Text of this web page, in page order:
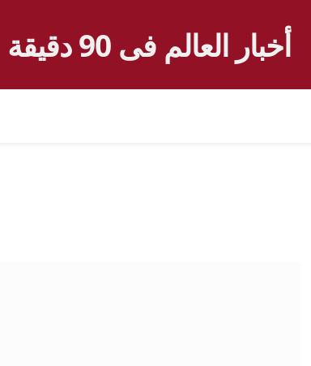
أخبار العالم فى 90 دقيقة